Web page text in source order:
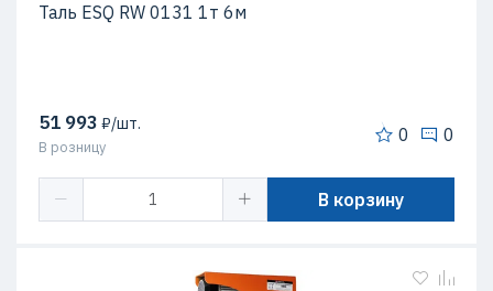
Таль ESQ RW 0131 1т 6м
51 993 ₽/шт.
В розницу
0 0
В корзину